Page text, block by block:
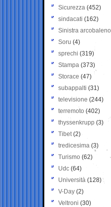
Sicurezza (452)
sindacati (162)
Sinistra arcobaleno
Soru (4)
sprechi (319)
Stampa (373)
Storace (47)
subappalti (31)
televisione(244)
terremoto (402)
thyssenkrupp (3)
Tibet(2)
tredicesima (3)
Turismo (62)
Udc (64)
Università (128)
V-Day (2)
Veltroni (30)